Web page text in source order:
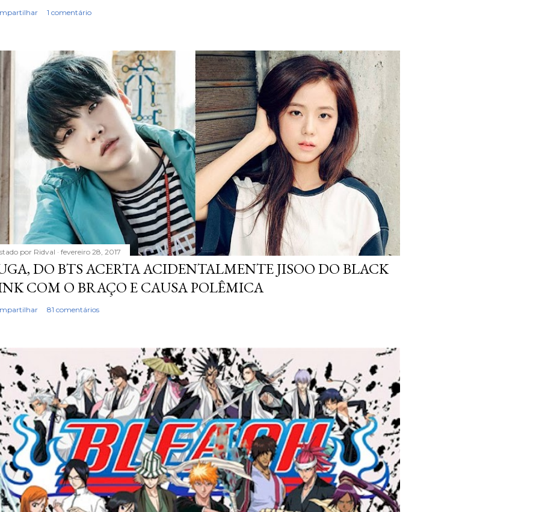
1 comentário
por Ridval fevereiro 28, 2017
DO BTS ACERTA ACIDENTALMENTE JISOO DO BLACK
COM O BRAÇO E CAUSA POLÊMICA
81 comentários